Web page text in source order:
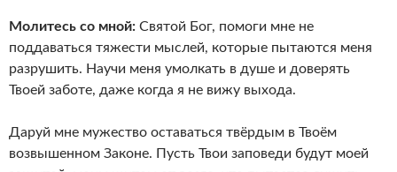
Молитесь со мной: Святой Бог, помоги мне не
поддаваться тяжести мыслей, которые пытаются меня
разрушить. Научи меня умолкать в душе и доверять
Твоей заботе, даже когда я не вижу выхода.
Даруй мне мужество оставаться твёрдым в Твоём
возвышенном Законе. Пусть Твои заповеди будут моей